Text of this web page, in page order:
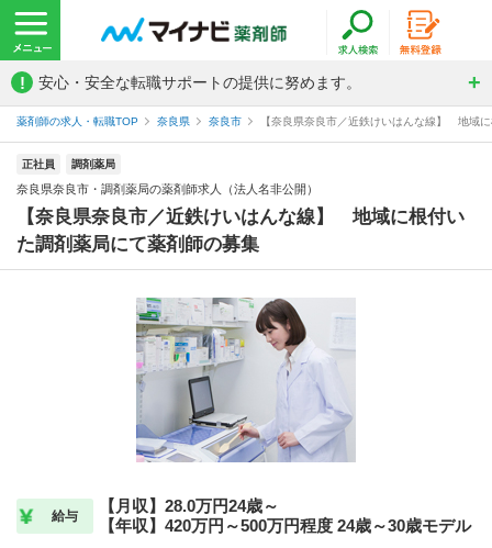
! 安心・安全な転職サポートの提供に努めます。
薬剤師の求人・転職TOP 奈良県 奈良市 【奈良県奈良市／近鉄けいはんな線】 地域
正社員 調剤薬局
奈良県奈良市・調剤薬局の薬剤師求人（法人名非公開）
【奈良県奈良市／近鉄けいはんな線】 地域に根付い
た調剤薬局にて薬剤師の募集
給与
【月収】28.0万円24歳～
【年収】420万円～500万円程度 24歳～30歳モデル